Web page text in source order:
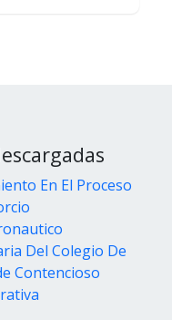
En El Proceso
Del Colegio De
Contencioso